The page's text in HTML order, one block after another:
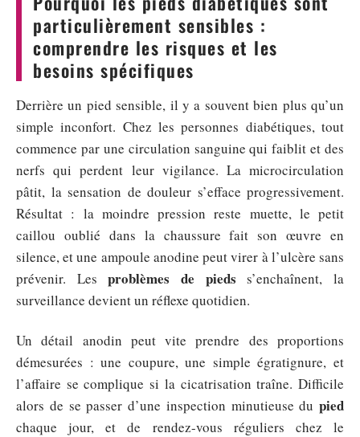
particulièrement sensibles :
comprendre les risques et les
besoins spécifiques
Derrière un pied sensible, il y a souvent bien plus qu’un
simple inconfort. Chez les personnes diabétiques, tout
commence par une circulation sanguine qui faiblit et des
nerfs qui perdent leur vigilance. La microcirculation
pâtit, la sensation de douleur s’efface progressivement.
Résultat : la moindre pression reste muette, le petit
caillou oublié dans la chaussure fait son œuvre en
silence, et une ampoule anodine peut virer à l’ulcère sans
prévenir. Lesproblèmes de pieds s’enchaînent, la
surveillance devient un réflexe quotidien.
Un détail anodin peut vite prendre des proportions
démesurées : une coupure, une simple égratignure, et
l’affaire se complique si la cicatrisation traîne. Difficile
alors de se passer d’une inspection minutieuse du pied
chaque jour, et de rendez-vous réguliers chez le